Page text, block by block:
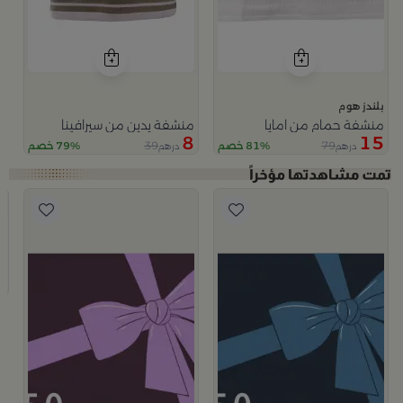
بلندز هوم
منشفة حمام من امايا
15 درهم79 81% خصم
منشفة يدين من سيرافينا
8 درهم39 79% خصم